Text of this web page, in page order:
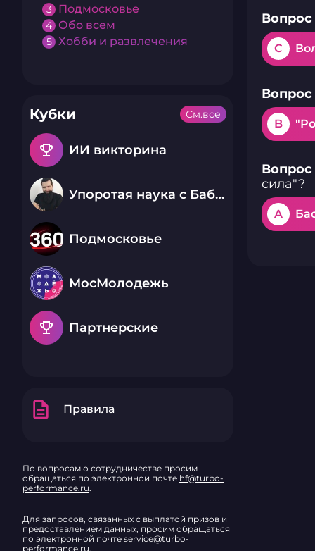
3 Подмосковье
4 Обо всем
5 Хобби и развлечения
Кубки
emoji_events ИИ викторина
Упоротая наука с Бабаем Лютым
Подмосковье
МосМолодежь
emoji_events Партнерские
См.все
description Правила
По вопросам о сотрудничестве просим
обращаться по электронной почте hf@turbo-
performance.ru.
Для запросов, связанных с выплатой призов и
предоставлением данных, просим обращаться
по электронной почте service@turbo-
performance.ru.
Вопрос
C
Вопрос
B
Вопрос
сила"?
A